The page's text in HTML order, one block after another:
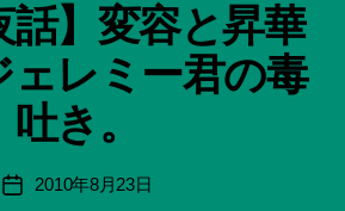
記
録・
作
品
集-
IRISCALA
ー
話】変容と昇華
ェレミー君の毒
吐き。
投
稿
:
船
智
日
投
2010年8月23日